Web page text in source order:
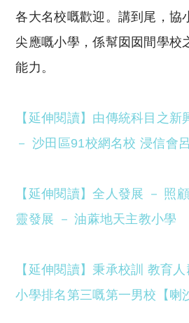
各大名校嘅歡迎。講到尾，協
尖應嘅小學，係幫囡囡間學校
能力。
【延伸閱讀】由傳統科目之新
－ 沙田區91校網名校 浸信會
【延伸閱讀】全人發展 － 照
靈發展 － 油蔴地天主教小學
【延伸閱讀】秉承校訓 教育
小學排名第三嘅第一男校【喇